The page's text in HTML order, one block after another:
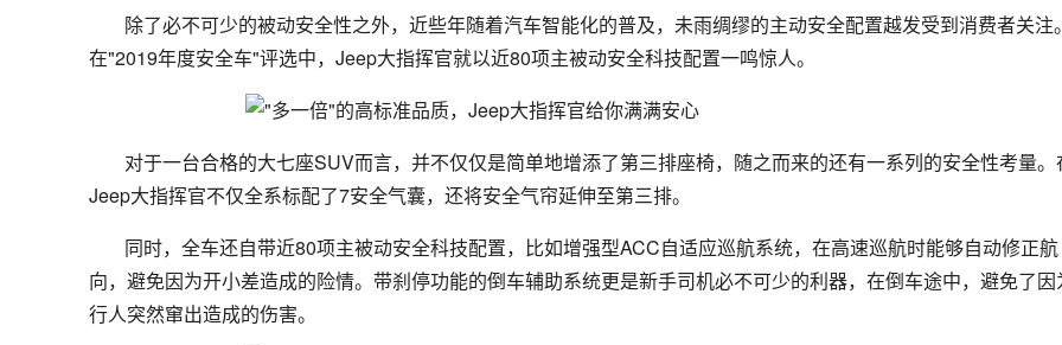
除了必不可少的被动安全性之外，近些年随着汽车智能化的普及，未雨绸缪的主动安全配置越发受到消费者关注。
在"2019年度安全车"评选中，Jeep大指挥官就以近80项主被动安全科技配置一鸣惊人。
对于一台合格的大七座SUV而言，并不仅仅是简单地增添了第三排座椅，随之而来的还有一系列的安全性考量。
Jeep大指挥官不仅全系标配了7安全气囊，还将安全气帘延伸至第三排。
同时，全车还自带近80项主被动安全科技配置，比如增强型ACC自适应巡航系统，在高速巡航时能够自动修正航
向，避免因为开小差造成的险情。带刹停功能的倒车辅助系统更是新手司机必不可少的利器，在倒车途中，避免了因
行人突然窜出造成的伤害。